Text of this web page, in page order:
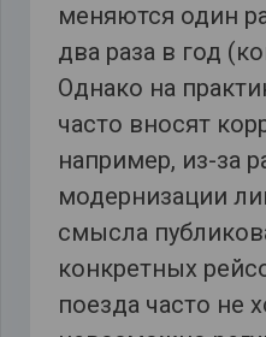
меняются один
два раза в год
Однако на
часто вносят
например, из-за
модернизации
смысла
конкретных
поезда часто не